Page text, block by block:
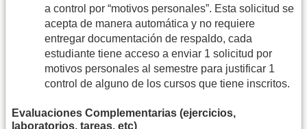
a control por “motivos personales”. Esta solicitud se
acepta de manera automática y no requiere
entregar documentación de respaldo, cada
estudiante tiene acceso a enviar 1 solicitud por
motivos personales al semestre para justificar 1
control de alguno de los cursos que tiene inscritos.
Evaluaciones Complementarias (ejercicios,
laboratorios, tareas, etc)